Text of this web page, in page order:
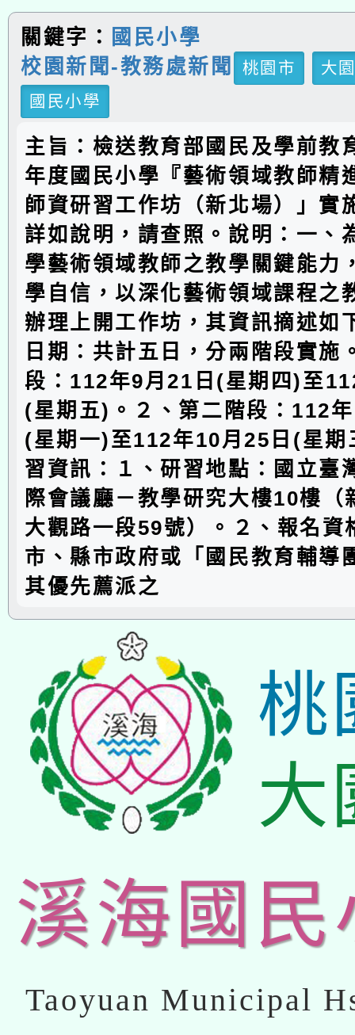
關鍵字：
國民小學
校園新聞-教務處新聞
桃園市
大
國民小學
主旨：檢送教育部國民及學前教
年度國民小學『藝術領域教師精
師資研習工作坊（新北場）」實
詳如說明，請查照。說明：一、
學藝術領域教師之教學關鍵能力
學自信，以深化藝術領域課程之
辦理上開工作坊，其資訊摘述如
日期：共計五日，分兩階段實施
段：112年9月21日(星期四)至
(星期五)。２、第二階段：112
(星期一)至112年10月25日(星
習資訊：１、研習地點：國立臺
際會議廳－教學研究大樓10樓（
大觀路一段59號）。２、報名資
市、縣市政府或「國民教育輔導
其優先薦派之
桃
大
溪海國民
Taoyuan Municipal